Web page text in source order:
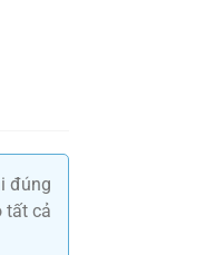
đúng
tất cả